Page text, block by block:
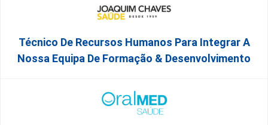
Técnico De Recursos Humanos Para Integrar A
Nossa Equipa De Formação & Desenvolvimento